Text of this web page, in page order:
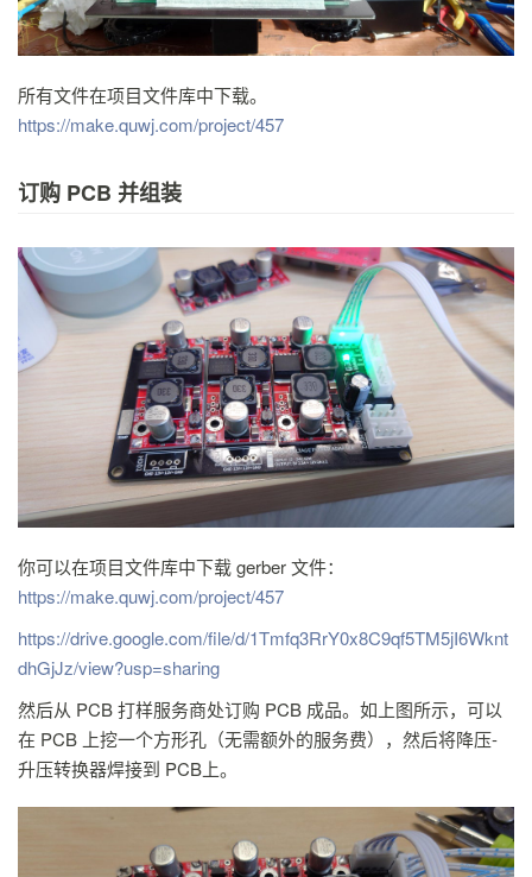
所有文件在项目文件库中下载。
https://make.quwj.com/project/457
订购 PCB 并组装
你可以在项目文件库中下载 gerber 文件：
https://make.quwj.com/project/457
https://drive.google.com/file/d/1Tmfq3RrY0x8C9qf5TM5jI6Wknt
dhGjJz/view?usp=sharing
然后从 PCB 打样服务商处订购 PCB 成品。如上图所示，可以
在 PCB 上挖一个方形孔（无需额外的服务费），然后将降压-
升压转换器焊接到 PCB上。